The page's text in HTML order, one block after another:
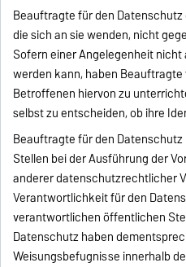
Beauftragte für den
die sich an sie wenden, nicht
Sofern einer Angelegenheit
werden kann, haben
Betroffenen hiervon zu
selbst zu entscheiden, ob ihre
Beauftragte für den
Stellen bei der Ausführung der
anderer datenschutzrechtlicher
Verantwortlichkeit für den
verantwortlichen öffentlichen
Datenschutz haben
Weisungsbefugnisse innerhalb